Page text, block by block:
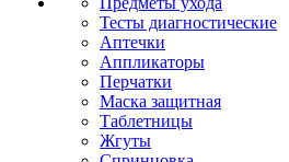
Тесты диагностические
Аптечки
Аппликаторы
Перчатки
Маска защитная
Таблетницы
Жгуты